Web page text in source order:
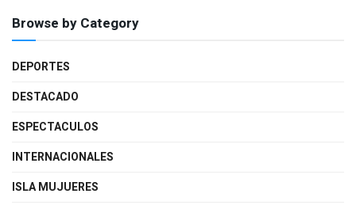
Browse by Category
DEPORTES
DESTACADO
ESPECTACULOS
INTERNACIONALES
ISLA MUJUERES